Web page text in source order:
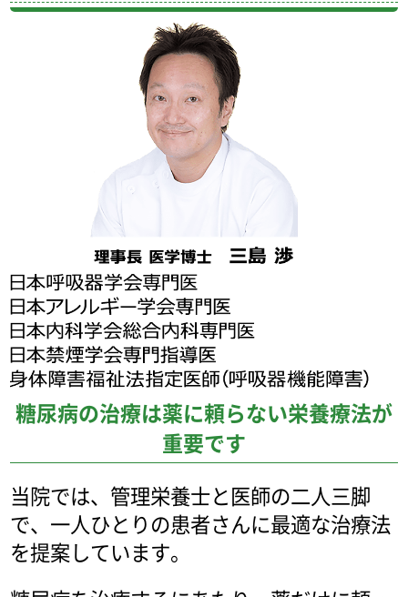
糖尿病の治療は薬に頼らない栄養療法が
重要です
当院では、管理栄養士と医師の二人三脚
で、一人ひとりの患者さんに最適な治療法
を提案しています。